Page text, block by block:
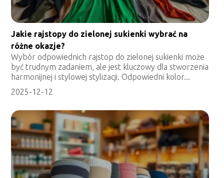
Jakie rajstopy do zielonej sukienki wybrać na
różne okazje?
Wybór odpowiednich rajstop do zielonej sukienki może
być trudnym zadaniem, ale jest kluczowy dla stworzenia
harmonijnej i stylowej stylizacji. Odpowiedni kolor...
2025-12-12